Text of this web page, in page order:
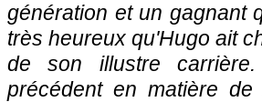
génération et un gagnant
très heureux qu'Hugo ait
de son illustre
précédent en matière